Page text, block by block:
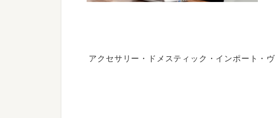
アクセサリー・ドメスティック・インポート・